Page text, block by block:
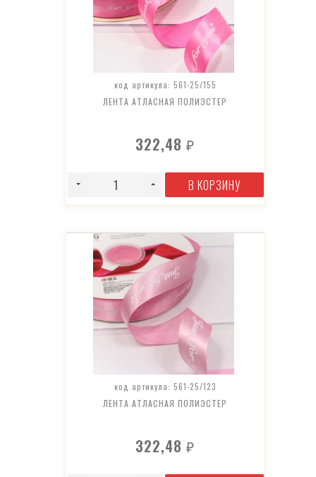
код артикула: 561-25/155
ЛЕНТА АТЛАСНАЯ ПОЛИЭСТЕР
322,48₽
В КОРЗИНУ
код артикула: 561-25/123
ЛЕНТА АТЛАСНАЯ ПОЛИЭСТЕР
322,48₽